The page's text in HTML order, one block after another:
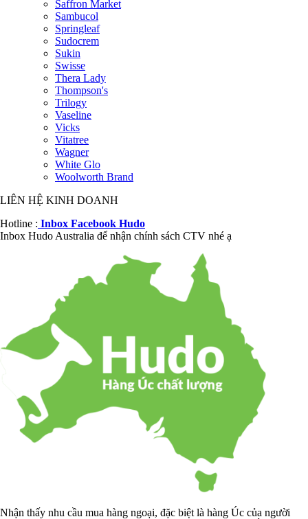
Saffron Market
Sambucol
Springleaf
Sudocrem
Sukin
Swisse
Thera Lady
Thompson's
Trilogy
Vaseline
Vicks
Vitatree
Wagner
White Glo
Woolworth Brand
LIÊN HỆ KINH DOANH
Hotline : Inbox Facebook Hudo
Inbox Hudo Australia để nhận chính sách CTV nhé ạ
Nhận thấy nhu cầu mua hàng ngoại, đặc biệt là hàng Úc của người